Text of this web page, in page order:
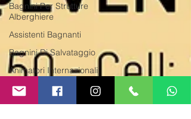
Bagnini Per Strutture
Alberghiere
Assistenti Bagnanti
Bagnini Di Salvataggio
Animatori Internazionali
società di intrattenimento
musicisti, cantanti, piano